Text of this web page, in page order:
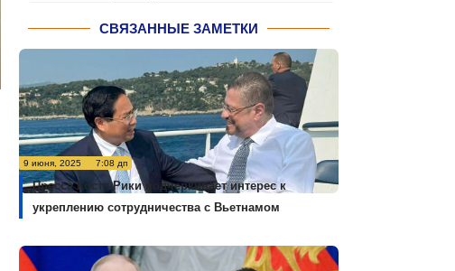
СВЯЗАННЫЕ ЗАМЕТКИ
9 июня, 2025 7:08 дп
Пресса Коста-Рики подчеркивает интерес к
укреплению сотрудничества с Вьетнамом